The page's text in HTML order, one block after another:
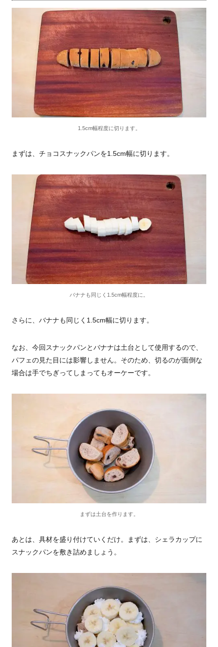
1.5cm幅程度に切ります。
まずは、チョコスナックパンを1.5cm幅に切ります。
バナナも同じく1.5cm幅程度に。
さらに、バナナも同じく1.5cm幅に切ります。
なお、今回スナックパンとバナナは土台として使用するので、
パフェの見た目には影響しません。そのため、切るのが面倒な
場合は手でちぎってしまってもオーケーです。
まずは土台を作ります。
あとは、具材を盛り付けていくだけ。まずは、シェラカップに
スナックパンを敷き詰めましょう。